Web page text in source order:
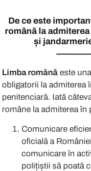
De ce este
română la
și
Limba română
Evaluarea
eAdmitere.ro
În concluzie,
Limba română este
obligatorii la admiterea
penitenciară. Iată
române la admiterea în
Comunicare
oficială a
comunicare în
polițiștii să poată